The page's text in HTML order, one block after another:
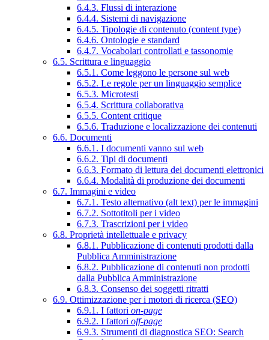
6.4.3. Flussi di interazione
6.4.4. Sistemi di navigazione
6.4.5. Tipologie di contenuto (content type)
6.4.6. Ontologie e standard
6.4.7. Vocabolari controllati e tassonomie
6.5. Scrittura e linguaggio
6.5.1. Come leggono le persone sul web
6.5.2. Le regole per un linguaggio semplice
6.5.3. Microtesti
6.5.4. Scrittura collaborativa
6.5.5. Content critique
6.5.6. Traduzione e localizzazione dei contenuti
6.6. Documenti
6.6.1. I documenti vanno sul web
6.6.2. Tipi di documenti
6.6.3. Formato di lettura dei documenti elettronici
6.6.4. Modalità di produzione dei documenti
6.7. Immagini e video
6.7.1. Testo alternativo (alt text) per le immagini
6.7.2. Sottotitoli per i video
6.7.3. Trascrizioni per i video
6.8. Proprietà intellettuale e privacy
6.8.1. Pubblicazione di contenuti prodotti dalla
Pubblica Amministrazione
6.8.2. Pubblicazione di contenuti non prodotti
dalla Pubblica Amministrazione
6.8.3. Consenso dei soggetti ritratti
6.9. Ottimizzazione per i motori di ricerca (SEO)
6.9.1. I fattori on-page
6.9.2. I fattori off-page
6.9.3. Strumenti di diagnostica SEO: Search